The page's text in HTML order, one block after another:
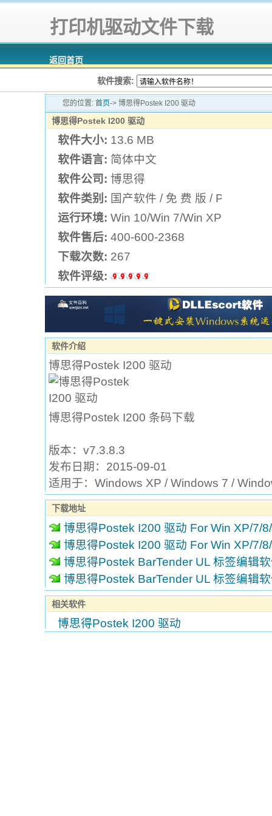
打印机驱动文件下载
返回首页
软件搜索:
您的位置: 首页-> 博思得Postek I200 驱动
博思得Postek I200 驱动
软件大小: 13.6 MB
软件语言: 简体中文
软件公司: 博思得
软件类别: 国产软件 / 免 费 版 / Postek 博
运行环境: Win 10/Win 7/Win XP
软件售后: 400-600-2368
下载次数: 267
软件评级:
软件介绍
博思得Postek I200 驱动
博思得Postek I200 条码下载
版本：v7.3.8.3
发布日期：2015-09-01
适用于：Windows XP / Windows 7 /
下载地址
博思得Postek I200 驱动 For Win XP/7/
博思得Postek I200 驱动 For Win XP/7/
博思得Postek BarTender UL 标签编辑
博思得Postek BarTender UL 标签编辑
相关软件
博思得Postek I200 驱动